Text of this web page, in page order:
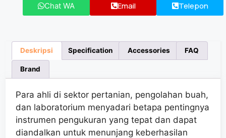
Chat WA Email Telepon
Deskripsi Specification Accessories FAQ
Brand
Para ahli di sektor pertanian, pengolahan buah,
dan laboratorium menyadari betapa pentingnya
instrumen pengukuran yang tepat dan dapat
diandalkan untuk menunjang keberhasilan